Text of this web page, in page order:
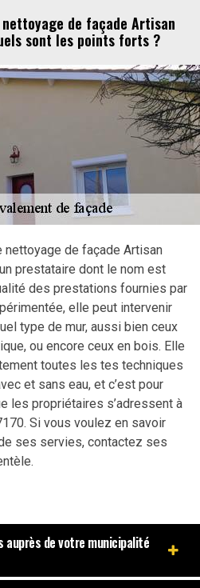
de façade Artisan
sont les points forts ?
nettoyage de façade Artisan
prestataire dont le nom est
des prestations fournies par
elle peut intervenir
type de mur, aussi bien ceux
ou encore ceux en bois. Elle
toutes les tes techniques
et sans eau, et c’est pour
les propriétaires s’adressent à
Si vous voulez en savoir
ses servies, contactez ses
auprès de votre municipalité